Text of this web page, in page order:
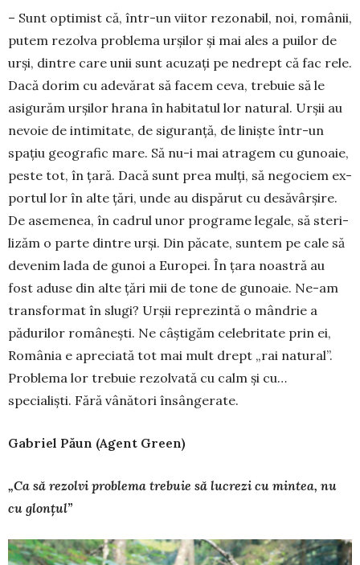
– Sunt optimist că, într-un viitor rezonabil, noi, românii,
putem rezolva problema urșilor și mai ales a puilor de
urși, dintre care unii sunt acu­zați pe nedrept că fac rele.
Dacă dorim cu ade­vărat să facem ceva, tre­buie să le
asigurăm ur­șilor hrana în habitatul lor natural. Urșii au
ne­voie de intimitate, de sigu­ran­ță, de liniște într-un
spațiu geografic mare. Să nu-i mai atra­gem cu gunoaie,
peste tot, în țară. Dacă sunt prea mulți, să negociem ex­
portul lor în alte țări, unde au dispărut cu de­săvârșire.
De asemenea, în cadrul unor programe legale, să steri­
lizăm o parte dintre urși. Din păcate, sun­­tem pe cale să
deve­nim lada de gunoi a Euro­pei. În țara noastră au
fost aduse din alte țări mii de tone de gunoaie. Ne-am
trans­for­mat în slugi? Urșii repre­zintă o mândrie a
pădurilor românești. Ne câștigăm ce­lebritate prin ei,
România e apreciată tot mai mult drept „rai natu­ral”.
Proble­ma lor trebuie rezolvată cu calm și cu…
specialiști. Fără vânători însângerate.
Gabriel Păun (Agent Green)
„Ca să rezolvi problema trebuie să lucrezi cu mintea, nu
cu glonțul”